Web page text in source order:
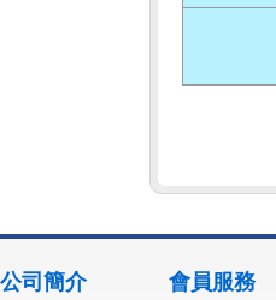
公司簡介 會員服務